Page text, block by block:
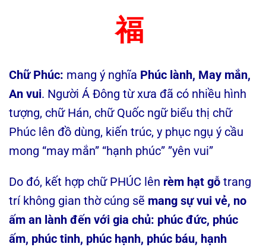
福
Chữ Phúc: mang ý nghĩa Phúc lành, May mắn,
An vui. Người Á Đông từ xưa đã có nhiều hình
tượng, chữ Hán, chữ Quốc ngữ biểu thị chữ
Phúc lên đồ dùng, kiến trúc, y phục ngụ ý cầu
mong “may mắn” “hạnh phúc” ”yên vui”
Do đó, kết hợp chữ PHÚC lên rèm hạt gỗ trang
trí không gian thờ cúng sẽ mang sự vui vẻ, no
ấm an lành đến với gia chủ: phúc đức, phúc
ấm, phúc tinh, phúc hạnh, phúc báu, hạnh